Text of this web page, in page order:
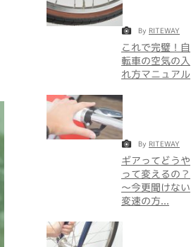
By RITEWAY
これで完璧！自
転車の空気の入
れ方マニュアル
By RITEWAY
ギアってどうや
って変えるの？
～今更聞けない
変速の方...